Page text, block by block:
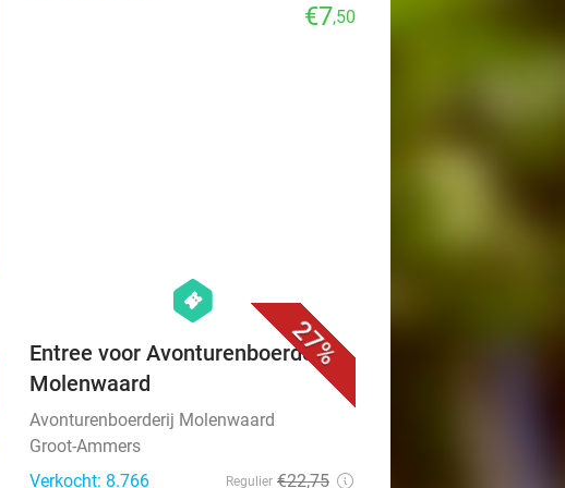
€7,50
27%
hexagon
events
Entree voor Avonturenboerderij
Molenwaard
Avonturenboerderij Molenwaard
Groot-Ammers
Verkocht: 8.766
Regulier €22,75